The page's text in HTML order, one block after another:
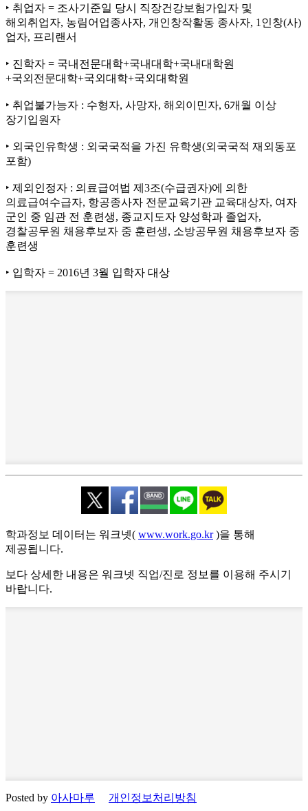
‣ 취업자 = 조사기준일 당시 직장건강보험가입자 및
해외취업자, 농림어업종사자, 개인창작활동 종사자, 1인창(사)
업자, 프리랜서
‣ 진학자 = 국내전문대학+국내대학+국내대학원
+국외전문대학+국외대학+국외대학원
‣ 취업불가능자 : 수형자, 사망자, 해외이민자, 6개월 이상
장기입원자
‣ 외국인유학생 : 외국국적을 가진 유학생(외국국적 재외동포
포함)
‣ 제외인정자 : 의료급여법 제3조(수급권자)에 의한
의료급여수급자, 항공종사자 전문교육기관 교육대상자, 여자
군인 중 임관 전 훈련생, 종교지도자 양성학과 졸업자,
경찰공무원 채용후보자 중 훈련생, 소방공무원 채용후보자 중
훈련생
‣ 입학자 = 2016년 3월 입학자 대상
학과정보 데이터는 워크넷( www.work.go.kr)을 통해
제공됩니다.
보다 상세한 내용은 워크넷 직업/진로 정보를 이용해 주시기
바랍니다.
Posted by 아사마루 개인정보처리방침